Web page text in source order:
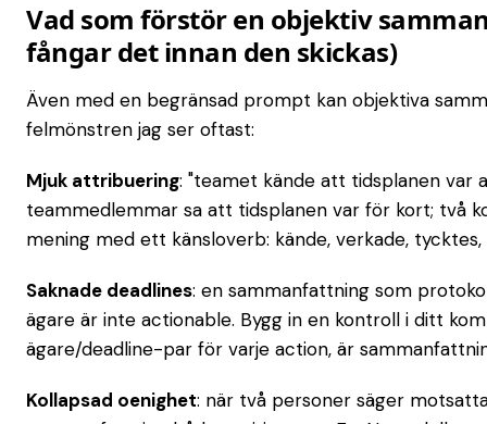
Vad som förstör en objektiv
fångar det innan den skickas)
Även med en begränsad prompt kan objektiva
felmönstren jag ser oftast:
Mjuk attribuering: "teamet kände att tidsplanen var
teammedlemmar sa att tidsplanen var för kort; två
mening med ett känsloverb: kände, verkade, tycktes,
Saknade deadlines: en sammanfattning som
ägare är inte actionable. Bygg in en kontroll i ditt
ägare/deadline-par för varje action, är
Kollapsad oenighet: när två personer säger